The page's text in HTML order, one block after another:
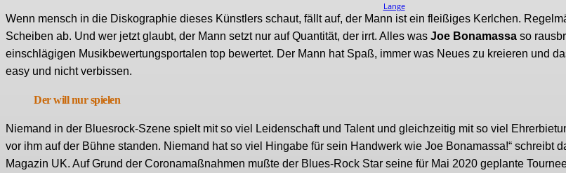
Wenn mensch in die Diskographie dieses Künstlers schaut, fällt auf, der Mann ist ein fleißiges Kerlchen.
Scheiben ab. Und wer jetzt glaubt, der Mann setzt nur auf Quantität, der irrt. Alles was Joe Bonamassa so
einschlägigen Musikbewertungsportalen top bewertet. Der Mann hat Spaß, immer was Neues zu kreieren und
easy und nicht verbissen.
Der will nur spielen
Niemand in der Bluesrock-Szene spielt mit so viel Leidenschaft und Talent und gleichzeitig mit so viel
vor ihm auf der Bühne standen. Niemand hat so viel Hingabe für sein Handwerk wie Joe Bonamassa!“ schreibt
Magazin UK. Auf Grund der Coronamaßnahmen mußte der Blues-Rock Star seine für Mai 2020 geplante